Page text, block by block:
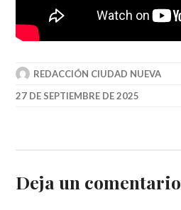
REDACCIÓN CIUDAD NUEVA
27 DE SEPTIEMBRE DE 2025
Deja un comentario